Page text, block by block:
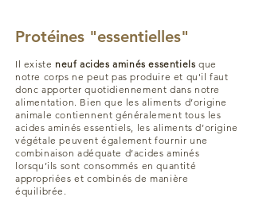
Protéines "essentielles"
Il existe neuf acides aminés essentiels que
notre corps ne peut pas produire et qu'il faut
donc apporter quotidiennement dans notre
alimentation. Bien que les aliments d’origine
animale contiennent généralement tous les
acides aminés essentiels, les aliments d’origine
végétale peuvent également fournir une
combinaison adéquate d’acides aminés
lorsqu’ils sont consommés en quantité
appropriées et combinés de manière
équilibrée.